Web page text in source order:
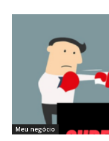
Meu negócio